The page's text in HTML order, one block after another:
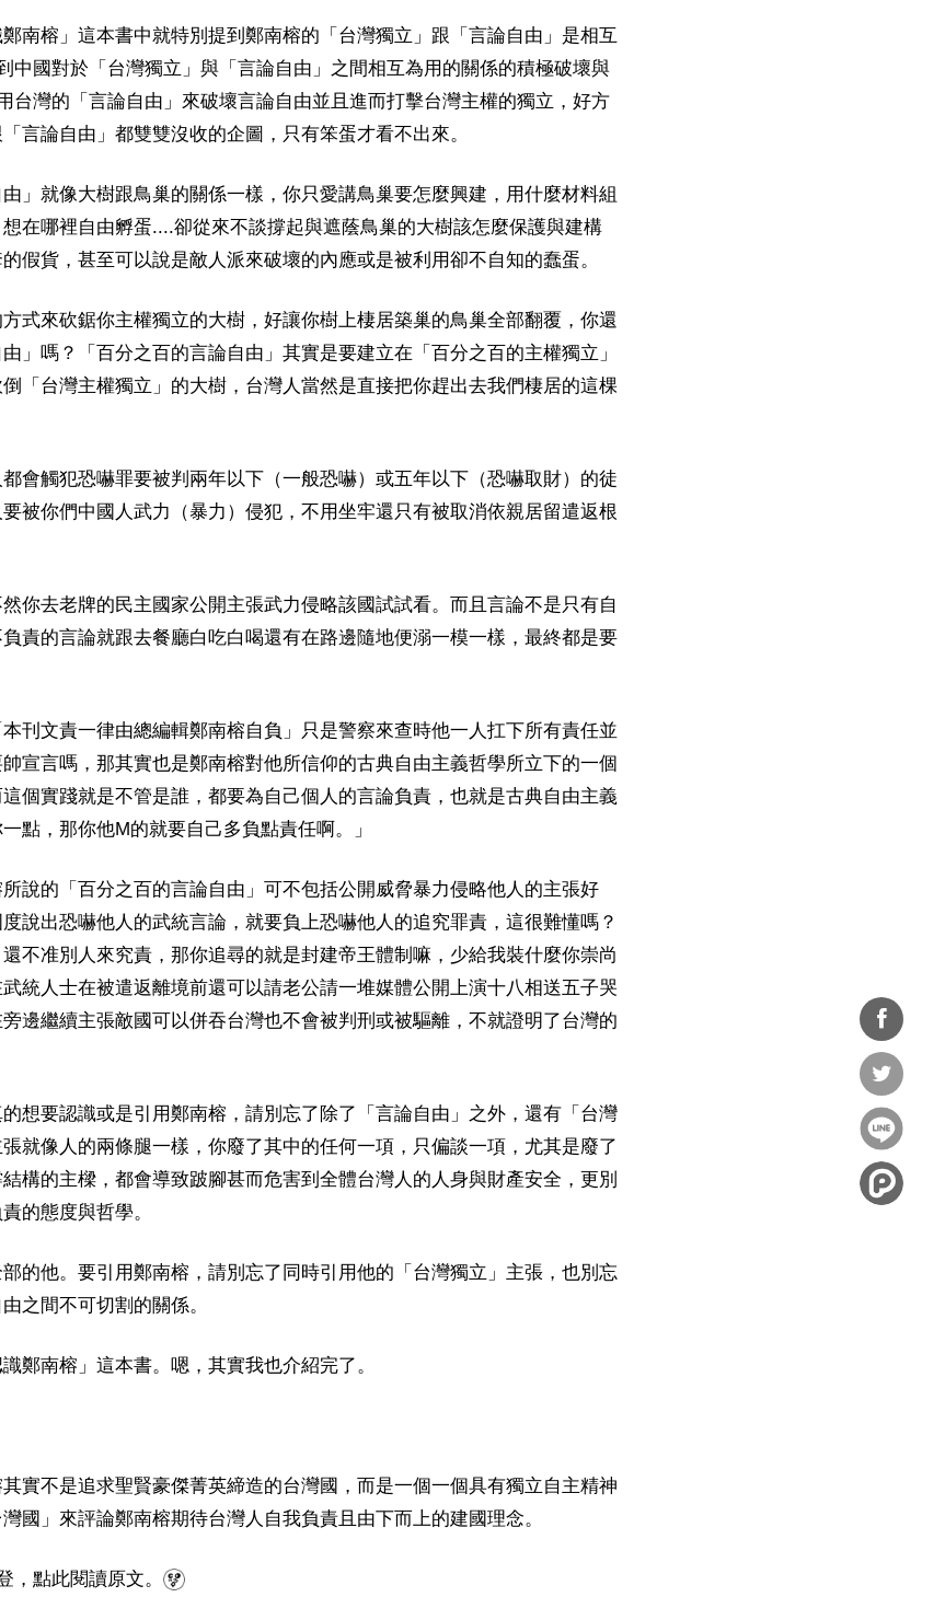
南榕」這本書中就特別提到鄭南榕的「台灣獨立」跟「言論自由」是相互
中國對於「台灣獨立」與「言論自由」之間相互為用的關係的積極破壞與
台灣的「言論自由」來破壞言論自由並且進而打擊台灣主權的獨立，好方
言論自由」都雙雙沒收的企圖，只有笨蛋才看不出來。
由」就像大樹跟鳥巢的關係一樣，你只愛講鳥巢要怎麼興建，用什麼材料組
在哪裡自由孵蛋....卻從來不談撐起與遮蔭鳥巢的大樹該怎麼保護與建構
假貨，甚至可以說是敵人派來破壞的內應或是被利用卻不自知的蠢蛋。
式來砍鋸你主權獨立的大樹，好讓你樹上棲居築巢的鳥巢全部翻覆，你還
」嗎？「百分之百的言論自由」其實是要建立在「百分之百的主權獨立」
「台灣主權獨立」的大樹，台灣人當然是直接把你趕出去我們棲居的這棵
會觸犯恐嚇罪要被判兩年以下（一般恐嚇）或五年以下（恐嚇取財）的徒
被你們中國人武力（暴力）侵犯，不用坐牢還只有被取消依親居留遣返根
你去老牌的民主國家公開主張武力侵略該國試試看。而且言論不是只有自
責的言論就跟去餐廳白吃白喝還有在路邊隨地便溺一模一樣，最終都是要
刊文責一律由總編輯鄭南榕自負」只是警察來查時他一人扛下所有責任並
宣言嗎，那其實也是鄭南榕對他所信仰的古典自由主義哲學所立下的一個
個實踐就是不管是誰，都要為自己個人的言論負責，也就是古典自由主義
點，那你他M的就要自己多負點責任啊。」
說的「百分之百的言論自由」可不包括公開威脅暴力侵略他人的主張好
說出恐嚇他人的武統言論，就要負上恐嚇他人的追究罪責，這很難懂嗎？
不准別人來究責，那你追尋的就是封建帝王體制嘛，少給我裝什麼你崇尚
統人士在被遣返離境前還可以請老公請一堆媒體公開上演十八相送五子哭
邊繼續主張敵國可以併吞台灣也不會被判刑或被驅離，不就證明了台灣的
想要認識或是引用鄭南榕，請別忘了除了「言論自由」之外，還有「台灣
就像人的兩條腿一樣，你廢了其中的任何一項，只偏談一項，尤其是廢了
結構的主樑，都會導致跛腳甚而危害到全體台灣人的人身與財產安全，更別
的態度與哲學。
的他。要引用鄭南榕，請別忘了同時引用他的「台灣獨立」主張，也別忘
之間不可切割的關係。
鄭南榕」這本書。嗯，其實我也介紹完了。
實不是追求聖賢豪傑菁英締造的台灣國，而是一個一個具有獨立自主精神
國」來評論鄭南榕期待台灣人自我負責且由下而上的建國理念。
， 點此閱讀原文。
分享
到
Facebook
分享
到
Twitter